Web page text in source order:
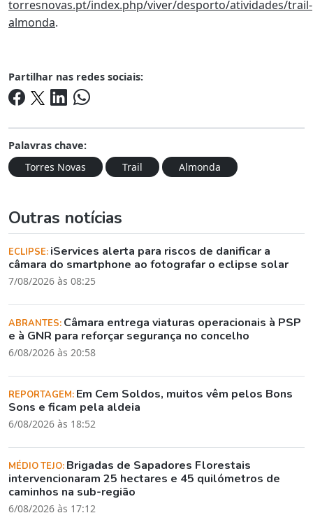
torresnovas.pt/index.php/viver/desporto/atividades/trail-
almonda.
Partilhar nas redes sociais:
Palavras chave:
Torres Novas
Trail Almonda
Outras notícias
ECLIPSE: iServices alerta para riscos de danificar a
câmara do smartphone ao fotografar o eclipse solar
7/08/2026 às 08:25
ABRANTES: Câmara entrega viaturas operacionais à PSP
e à GNR para reforçar segurança no concelho
6/08/2026 às 20:58
REPORTAGEM: Em Cem Soldos, muitos vêm pelos Bons
Sons e ficam pela aldeia
6/08/2026 às 18:52
MÉDIO TEJO: Brigadas de Sapadores Florestais
intervencionaram 25 hectares e 45 quilómetros de
caminhos na sub-região
6/08/2026 às 17:12